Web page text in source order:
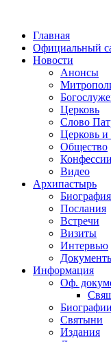
Главная
Официальный
Новости
Анонсы
Церковь
Слово
Церковь и
Общество
Конфессии
Видео
Архипастырь
Биография
Послания
Встречи
Визиты
Интервью
Информация
Оф.
Биографии
Святыни
Издания